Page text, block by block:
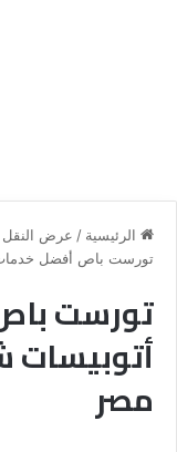
الرئيسية / عرض النقل
تورست باص أفضل خدمات
تورست
أتوبيسات
مصر